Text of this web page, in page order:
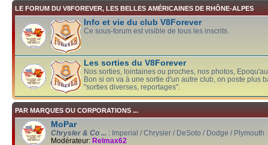
LE FORUM DU V8FOREVER, LES BELLES AMÉRICAINES DE RHÔNE-ALPES
Info et vie du club V8Forever
Ce sous-forum est visible de tous les inscrits.
Les sorties du V8Forever
Nos sorties, lointaines ou proches, nos photos,
Bon si on va à une sortie d'un autre club, on poste plus
"sorties diverses, reportages".
PAR MARQUES OU CORPORATIONS ...
MoPar
Chrysler & Co ... : Imperial / Chrysler / DeSoto / Dodge / Plymouth
Modérateur: Relmax62